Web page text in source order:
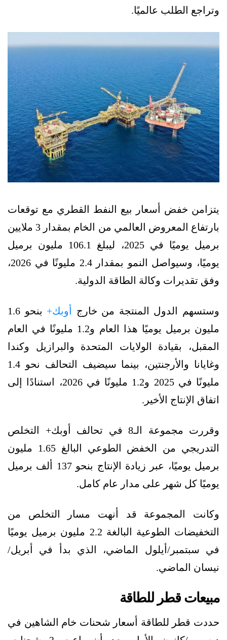
وتراجع الطلب عالميًا.
يتزامن خفض أسعار بيع النفط القطري مع توقعات
بارتفاع المعروض العالمي من الخام بمقدار 3 ملايين
برميل يوميًا في 2025، ليبلغ 106.1 مليون برميل
يوميًا، وسيواصل النمو بمقدار 2.4 مليونًا في 2026،
وفق تقديرات وكالة الطاقة الدولية.
وستسهم الدول المنتجة من خارج أوبك+
بنحو 1.6
مليون برميل يوميًا هذا العام و1.2 مليونًا في العام
المقبل، بقيادة الولايات المتحدة والبرازيل وكندا
وغايانا والأرجنتين، بينما سيضيف التحالف نحو 1.4
مليونًا في 2025 و1.2 مليونًا في 2026، استنادًا إلى
اتفاق الإنتاج الأخير.
وقررت مجموعة الـ8 في تحالف أوبك+ التخلص
التدريجي من الخفض الطوعي البالغ 1.65 مليون
برميل يوميًا، عبر زيادة الإنتاج بنحو 137 ألف برميل
يوميًا كل شهر على مدار عام كامل.
وكانت المجموعة قد أنهت مسار التخلص من
التخفيضات الطوعية البالغة 2.2 مليون برميل يوميًا
في سبتمبر/أيلول الماضي، الذي بدأ في أبريل/
نيسان الماضي.
مبيعات قطر للطاقة
حددت قطر للطاقة أسعار شحنات خام الشاهين في